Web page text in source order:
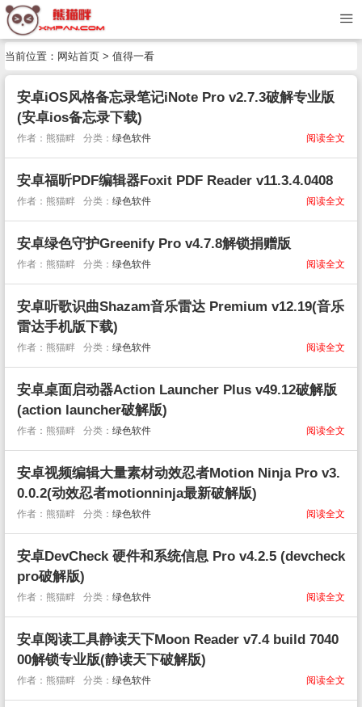
当前位置： 网站首页 > 值得一看
安卓iOS风格备忘录笔记iNote Pro v2.7.3破解专业版
(安卓ios备忘录下载)
阅读全文
作者：熊猫畔 分类： 绿色软件
安卓福昕PDF编辑器Foxit PDF Reader v11.3.4.0408
阅读全文
作者：熊猫畔 分类： 绿色软件
安卓绿色守护Greenify Pro v4.7.8解锁捐赠版
阅读全文
作者：熊猫畔 分类： 绿色软件
安卓听歌识曲Shazam音乐雷达 Premium v12.19(音乐
雷达手机版下载)
阅读全文
作者：熊猫畔 分类： 绿色软件
安卓桌面启动器Action Launcher Plus v49.12破解版
(action launcher破解版)
阅读全文
作者：熊猫畔 分类： 绿色软件
安卓视频编辑大量素材动效忍者Motion Ninja Pro v3.
0.0.2(动效忍者motionninja最新破解版)
阅读全文
作者：熊猫畔 分类： 绿色软件
安卓DevCheck 硬件和系统信息 Pro v4.2.5 (devcheck
pro破解版)
阅读全文
作者：熊猫畔 分类： 绿色软件
安卓阅读工具静读天下Moon Reader v7.4 build 7040
00解锁专业版(静读天下破解版)
阅读全文
作者：熊猫畔 分类： 绿色软件